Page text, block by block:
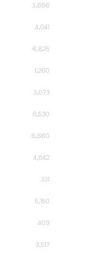
3,686
4,041
6,825
1,260
3,073
6,530
6,660
4,842
331
5,150
409
3,517